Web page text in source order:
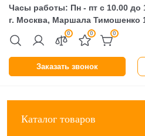
Заказать звонок
0 0 0
Часы работы: Пн - пт с 10.00 до
г. Москва, Маршала Тимошенко
Каталог товаров